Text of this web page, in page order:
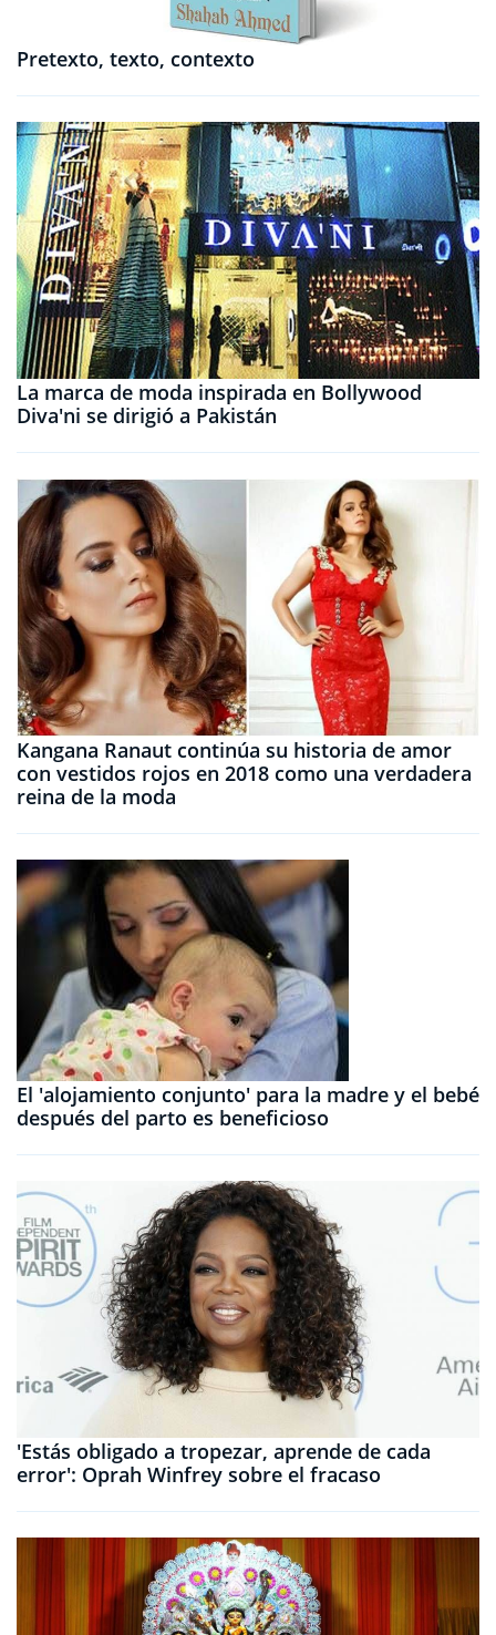
Pretexto, texto, contexto
La marca de moda inspirada en Bollywood
Diva'ni se dirigió a Pakistán
Kangana Ranaut continúa su historia de amor
con vestidos rojos en 2018 como una verdadera
reina de la moda
El 'alojamiento conjunto' para la madre y el bebé
después del parto es beneficioso
'Estás obligado a tropezar, aprende de cada
error': Oprah Winfrey sobre el fracaso